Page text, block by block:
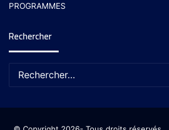
PROGRAMMES
Rechercher